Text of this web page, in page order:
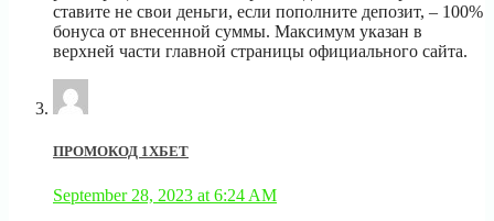
ставите не свои деньги, если пополните депозит, – 100%
бонуса от внесенной суммы. Максимум указан в
верхней части главной страницы официального сайта.
ПРОМОКОД 1ХБЕТ
September 28, 2023 at 6:24 AM